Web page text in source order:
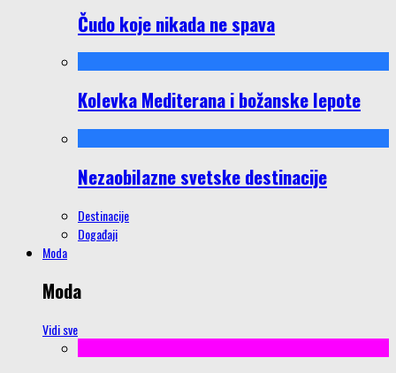
Čudo koje nikada ne spava
Kolevka Mediterana i božanske lepote
Nezaobilazne svetske destinacije
Destinacije
Događaji
Moda
Moda
Vidi sve